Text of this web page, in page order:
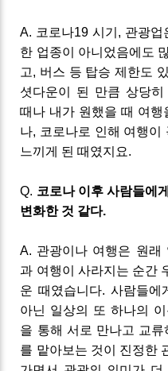
A. 코로나19시기 , 관광업
한 업종이 아니었음에도
고, 버스 등 탑승 제한도
셧다운이
된 만큼 상당히
때나 내가 원했을 때 여
나, 코로나로 인해 여행이
느끼게 된 때였지요.
Q. 코로나 이후 사람들에게
변화한것 같다.
A. 관광이나 여행은 원래
과 여행이 사라지는 순간
운 때였습니다.사람들에
아닌 일상의 또 하나의
을 통해 서로 만나고 교류
를 맡아보는 것이 진정한